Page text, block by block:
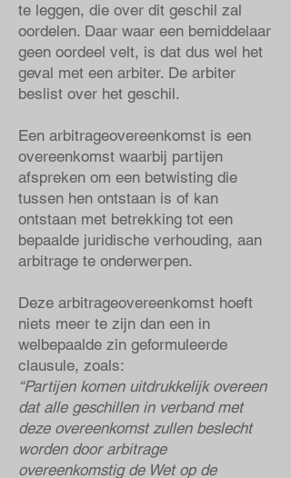
te leggen, die over dit geschil zal
oordelen. Daar waar een bemiddelaar
geen oordeel velt, is dat dus wel het
geval met een arbiter. De arbiter
beslist over het geschil.
Een arbitrageovereenkomst is een
overeenkomst waarbij partijen
afspreken om een betwisting die
tussen hen ontstaan is of kan
ontstaan met betrekking tot een
bepaalde juridische verhouding, aan
arbitrage te onderwerpen.
Deze arbitrageovereenkomst hoeft
niets meer te zijn dan een in
welbepaalde zin geformuleerde
clausule, zoals:
“Partijen komen uitdrukkelijk overeen
dat alle geschillen in verband met
deze overeenkomst zullen beslecht
worden door arbitrage
overeenkomstig de Wet op de